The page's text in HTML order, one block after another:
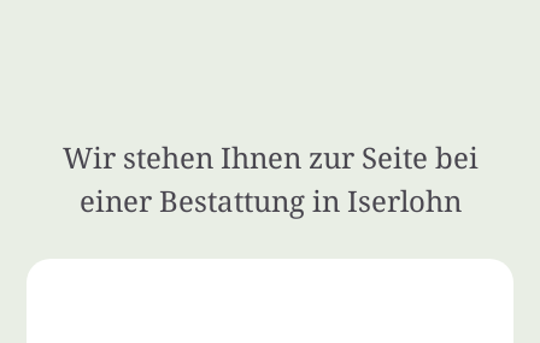
Wir stehen Ihnen zur Seite bei
einer Bestattung in Iserlohn